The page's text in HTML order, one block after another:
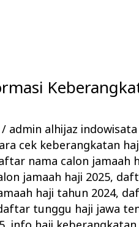
/ admin alhijaz
cek keberangkatan
nama calon jamaah
jamaah haji 2025,
haji tahun 2024,
tunggu haji jawa